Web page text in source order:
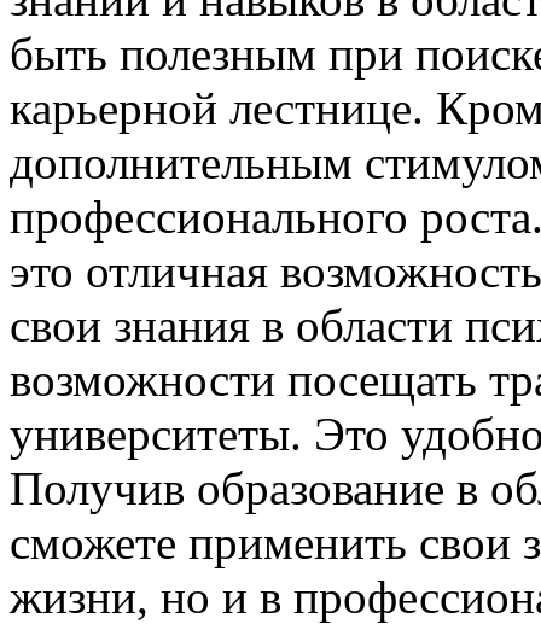
быть полезным при
карьерной лестнице.
дополнительным
профессионального
это отличная
свои знания в области
возможности посещать
университеты. Это
Получив образование в
сможете применить свои
жизни, но и в